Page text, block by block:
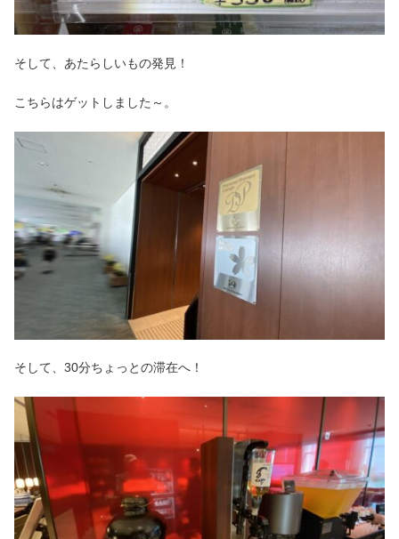
そして、あたらしいもの発見！
こちらはゲットしました～。
そして、30分ちょっとの滞在へ！